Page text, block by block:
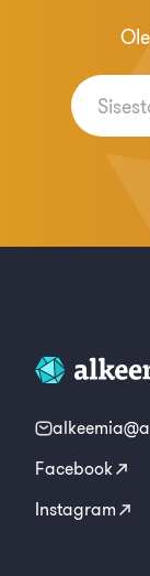
Facebook
Instagram